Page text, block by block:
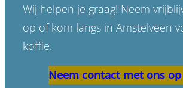
Wij helpen je graag! Neem
op of kom langs in Amstelveen
koffie.
Neem contact met ons op